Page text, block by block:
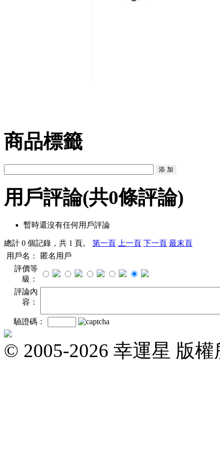
商品標籤
用戶評論(共0條評論)
暫時還沒有任何用戶評論
總計 0 個記錄，共 1 頁。 第一頁 上一頁 下一頁 最末頁
用戶名：
匿名用戶
評價等
級：
評論內
容：
驗證碼：
© 2005-2026 幸運星 版